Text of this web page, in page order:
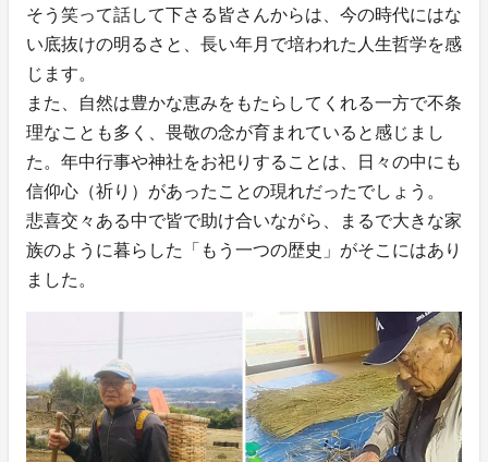
そう笑って話して下さる皆さんからは、今の時代にはな
い底抜けの明るさと、長い年月で培われた人生哲学を感
じます。
また、自然は豊かな恵みをもたらしてくれる一方で不条
理なことも多く、畏敬の念が育まれていると感じまし
た。年中行事や神社をお祀りすることは、日々の中にも
信仰心（祈り）があったことの現れだったでしょう。
悲喜交々ある中で皆で助け合いながら、まるで大きな家
族のように暮らした「もう一つの歴史」がそこにはあり
ました。